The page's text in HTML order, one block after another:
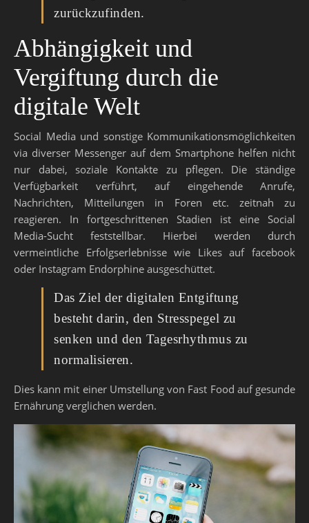
zurückzufinden.
Abhängigkeit und
Vergiftung durch die
digitale Welt
Social Media und sonstige Kommunikationsmöglichkeiten
via diverser Messenger auf dem Smartphone helfen nicht
nur dabei, soziale Kontakte zu pflegen. Die ständige
Verfügbarkeit verführt, auf eingehende Anrufe,
Nachrichten, Mitteilungen in Foren etc. zeitnah zu
reagieren. In fortgeschrittenen Stadien ist eine Social
Media-Sucht feststellbar. Hierbei werden durch
vermeintliche Erfolgserlebnisse wie Likes auf facebook
oder Instagram Endorphine ausgeschüttet.
Das Ziel der digitalen Entgiftung
besteht darin, den Stresspegel zu
senken und den Tagesrhythmus zu
normalisieren.
Dies kann mit einer Umstellung von Fast Food auf gesunde
Ernährung verglichen werden.